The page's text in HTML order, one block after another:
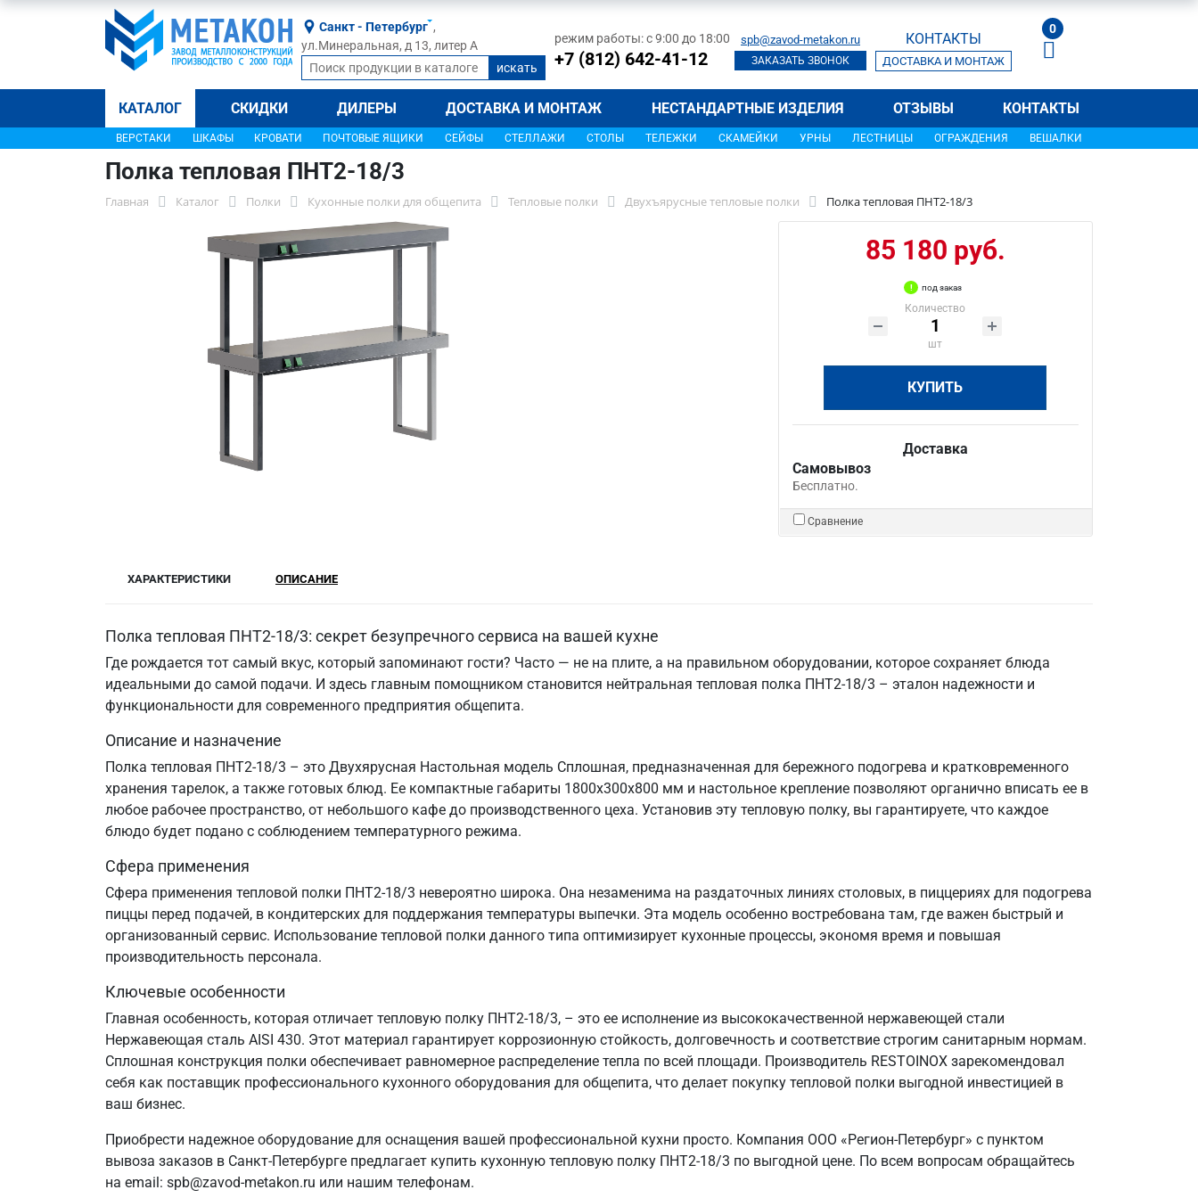
Санкт - Петербург ,
ул.Минеральная, д 13, литер А
режим работы: с 9:00 до 18:00
+7 (812) 642-41-12
spb@zavod-metakon.ru
ЗАКАЗАТЬ ЗВОНОК
КОНТАКТЫ
ДОСТАВКА И МОНТАЖ
0
КАТАЛОГ СКИДКИ ДИЛЕРЫ ДОСТАВКА И МОНТАЖ НЕСТАНДАРТНЫЕ ИЗДЕЛИЯ ОТЗЫВЫ КОНТАКТЫ
ВЕРСТАКИ ШКАФЫ КРОВАТИ ПОЧТОВЫЕ ЯЩИКИ СЕЙФЫ СТЕЛЛАЖИ СТОЛЫ ТЕЛЕЖКИ СКАМЕЙКИ УРНЫ ЛЕСТНИЦЫ ОГРАЖДЕНИЯ ВЕШАЛКИ
Полка тепловая ПНТ2-18/3
Главная Каталог Полки Кухонные полки для общепита Тепловые полки Двухъярусные тепловые полки Полка тепловая ПНТ2-18/3
85 180 руб.
под заказ
Количество
шт
КУПИТЬ
Доставка
Самовывоз
Бесплатно.
Сравнение
ХАРАКТЕРИСТИКИ ОПИСАНИЕ
Полка тепловая ПНТ2-18/3: секрет безупречного сервиса на вашей кухне
Где рождается тот самый вкус, который запоминают гости? Часто — не на плите, а на правильном оборудовании, которое сохраняет блюда
идеальными до самой подачи. И здесь главным помощником становится нейтральная тепловая полка ПНТ2-18/3 – эталон надежности и
функциональности для современного предприятия общепита.
Описание и назначение
Полка тепловая ПНТ2-18/3 – это Двухярусная Настольная модель Сплошная, предназначенная для бережного подогрева и кратковременного
хранения тарелок, а также готовых блюд. Ее компактные габариты 1800х300х800 мм и настольное крепление позволяют органично вписать ее в
любое рабочее пространство, от небольшого кафе до производственного цеха. Установив эту тепловую полку, вы гарантируете, что каждое
блюдо будет подано с соблюдением температурного режима.
Сфера применения
Сфера применения тепловой полки ПНТ2-18/3 невероятно широка. Она незаменима на раздаточных линиях столовых, в пиццериях для подогрева
пиццы перед подачей, в кондитерских для поддержания температуры выпечки. Эта модель особенно востребована там, где важен быстрый и
организованный сервис. Использование тепловой полки данного типа оптимизирует кухонные процессы, экономя время и повышая
производительность персонала.
Ключевые особенности
Главная особенность, которая отличает тепловую полку ПНТ2-18/3, – это ее исполнение из высококачественной нержавеющей стали
Нержавеющая сталь AISI 430. Этот материал гарантирует коррозионную стойкость, долговечность и соответствие строгим санитарным нормам.
Сплошная конструкция полки обеспечивает равномерное распределение тепла по всей площади. Производитель RESTOINOX зарекомендовал
себя как поставщик профессионального кухонного оборудования для общепита, что делает покупку тепловой полки выгодной инвестицией в
ваш бизнес.
Приобрести надежное оборудование для оснащения вашей профессиональной кухни просто. Компания ООО «Регион-Петербург» с пунктом
вывоза заказов в Санкт‑Петербурге предлагает купить кухонную тепловую полку ПНТ2-18/3 по выгодной цене. По всем вопросам обращайтесь
на email: spb@zavod-metakon.ru или нашим телефонам.